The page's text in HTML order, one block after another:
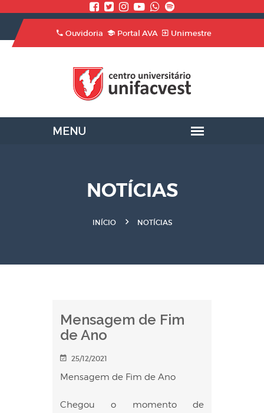
Ouvidoria Portal AVA Unimestre
NOTÍCIAS
INÍCIO NOTÍCIAS
Mensagem de Fim
de Ano
25/12/2021
Mensagem de Fim de Ano
Chegou o momento de